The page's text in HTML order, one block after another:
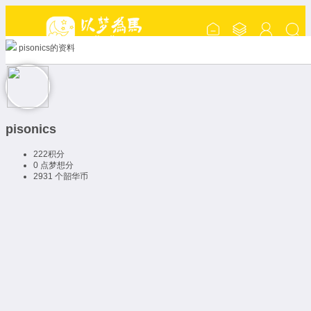
pisonics的资料
pisonics
222积分
0 点梦想分
2931 个韶华币